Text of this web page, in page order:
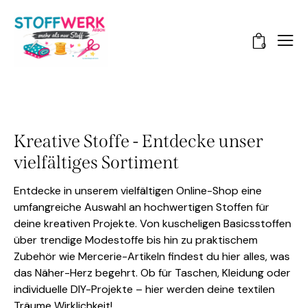
0
Kreative Stoffe - Entdecke unser
vielfältiges Sortiment
Entdecke in unserem vielfältigen Online-Shop eine
umfangreiche Auswahl an hochwertigen Stoffen für
deine kreativen Projekte. Von kuscheligen Basicsstoffen
über trendige Modestoffe bis hin zu praktischem
Zubehör wie Mercerie-Artikeln findest du hier alles, was
das Näher-Herz begehrt. Ob für Taschen, Kleidung oder
individuelle DIY-Projekte – hier werden deine textilen